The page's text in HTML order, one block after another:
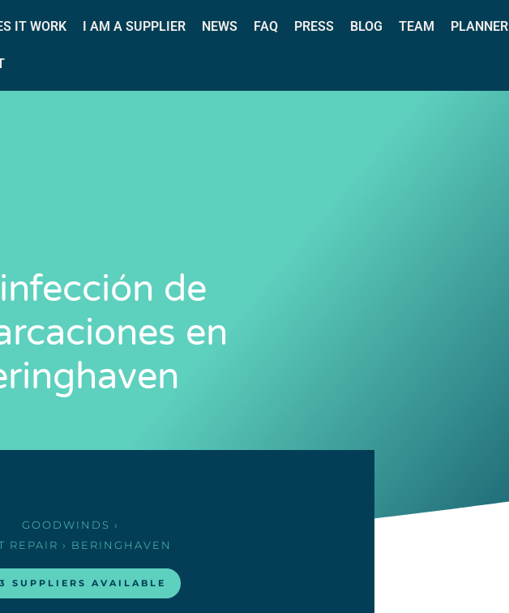
IT WORK I AM A SUPPLIER NEWS FAQ PRESS BLOG TEAM PLANNER
de
en
GOODWINDS ›
REPAIR › BERINGHAVEN
SUPPLIERS AVAILABLE